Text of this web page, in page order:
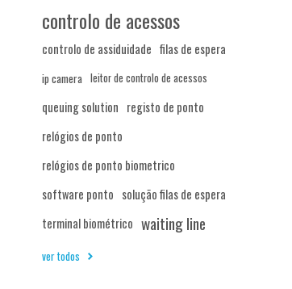
controlo de acessos
controlo de assiduidade filas de espera
ip camera leitor de controlo de acessos
queuing solution registo de ponto
relógios de ponto
relógios de ponto biometrico
software ponto solução filas de espera
terminal biométrico waiting line
ver todos